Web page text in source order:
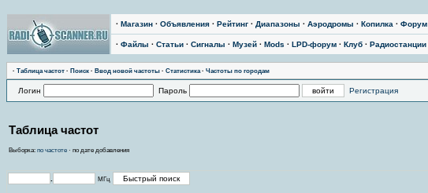
· Магазин · Объявления · Рейтинг · Диапазоны · Аэродромы · Копилка · Форум
· Файлы · Статьи · Сигналы · Музей · Mods · LPD-форум · Клуб · Радиостанции
· Тaблицa чaстoт · Поиск · Ввод новой частоты · Статистика· Частоты по городам
Логин Пароль Регистрация
Таблица частот
Выборка: по частоте · по дате добавления
МГц